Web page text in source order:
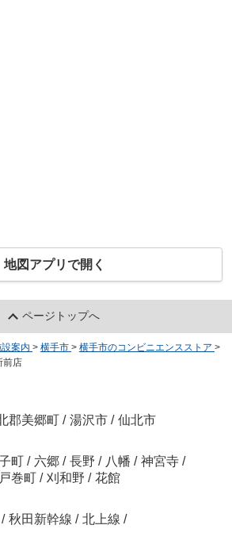
地図アプリで開く
ページトップへ
案内 > 横手市 > 横手市のコンビニエンスストア >
前店
郡美郷町 / 湯沢市 / 仙北市
町 / 六郷 / 長野 / 八幡 / 神宮寺 /
巻町 / 刈和野 / 花館
/ 秋田新幹線 / 北上線 /